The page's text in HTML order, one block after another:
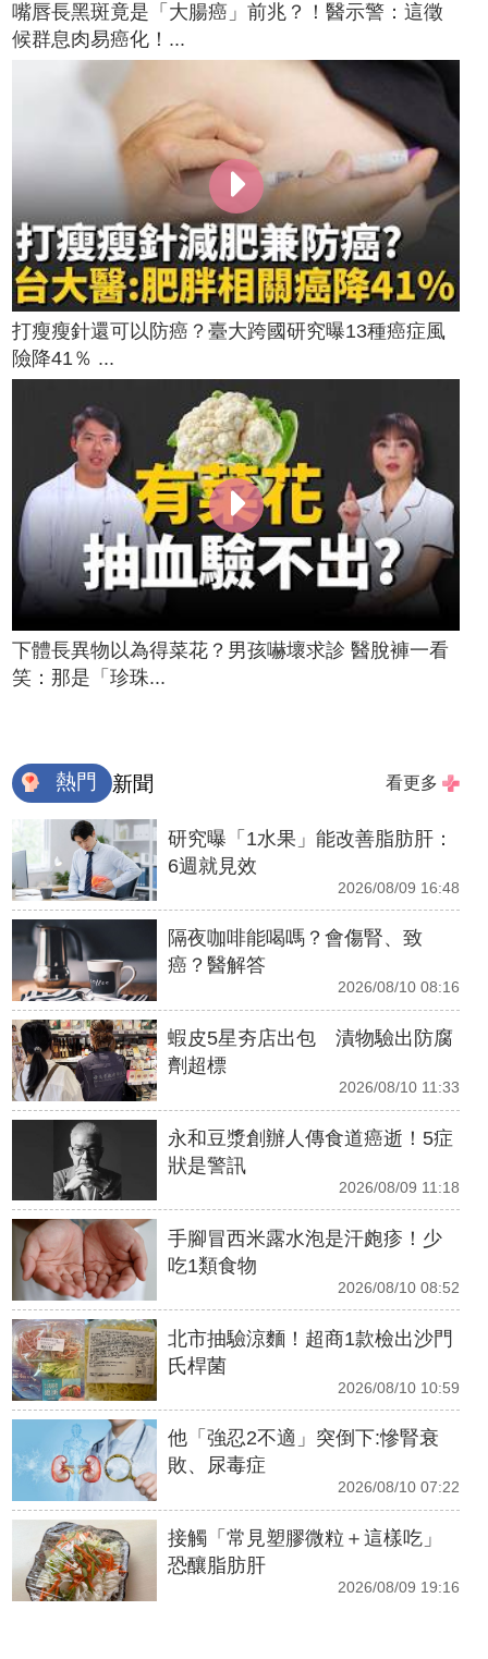
嘴唇長黑斑竟是「大腸癌」前兆？！醫示警：這徵
候群息肉易癌化！...
打瘦瘦針還可以防癌？臺大跨國研究曝13種癌症風
險降41％ ...
下體長異物以為得菜花？男孩嚇壞求診 醫脫褲一看
笑：那是「珍珠...
熱門 新聞 看更多
研究曝「1水果」能改善脂肪肝：
6週就見效
2026/08/09 16:48
隔夜咖啡能喝嗎？會傷腎、致
癌？醫解答
2026/08/10 08:16
蝦皮5星夯店出包 漬物驗出防腐
劑超標
2026/08/10 11:33
永和豆漿創辦人傳食道癌逝！5症
狀是警訊
2026/08/09 11:18
手腳冒西米露水泡是汗皰疹！少
吃1類食物
2026/08/10 08:52
北市抽驗涼麵！超商1款檢出沙門
氏桿菌
2026/08/10 10:59
他「強忍2不適」突倒下:慘腎衰
敗、尿毒症
2026/08/10 07:22
接觸「常見塑膠微粒＋這樣吃」
恐釀脂肪肝
2026/08/09 19:16